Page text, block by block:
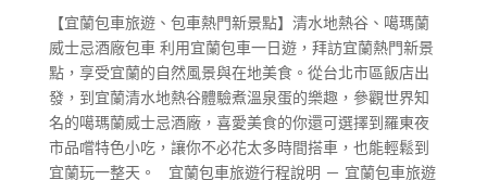
【宜蘭包車旅遊、包車熱門新景點】清水地熱谷、噶瑪蘭
威士忌酒廠包車 利用宜蘭包車一日遊，拜訪宜蘭熱門新景
點，享受宜蘭的自然風景與在地美食。從台北市區飯店出
發，到宜蘭清水地熱谷體驗煮溫泉蛋的樂趣，參觀世界知
名的噶瑪蘭威士忌酒廠，喜愛美食的你還可選擇到羅東夜
市品嚐特色小吃，讓你不必花太多時間搭車，也能輕鬆到
宜蘭玩一整天。 宜蘭包車旅遊行程說明 － 宜蘭包車旅遊